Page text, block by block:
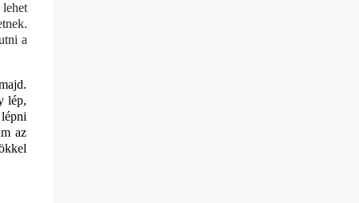
a
lép,
az